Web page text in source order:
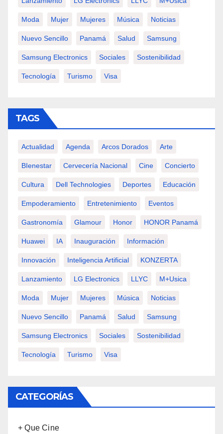
Moda Mujer Mujeres Música Noticias
Nuevo Sencillo Panamá Salud Samsung
Samsung Electronics Sociales Sostenibilidad
Tecnología Turismo Visa
TAGS
Actualidad Agenda Arcos Dorados Arte
BIenestar Cervecería Nacional Cine Concierto
Cultura Dell Technologies Deportes Educación
Empoderamiento Entretenimiento Eventos
Gastronomía Glamour Honor HONOR Panamá
Huawei IA Inauguración Información
Innovación Inteligencia Artificial KONZERTA
Lanzamiento LG Electronics LLYC M+usica
Moda Mujer Mujeres Música Noticias
Nuevo Sencillo Panamá Salud Samsung
Samsung Electronics Sociales Sostenibilidad
Tecnología Turismo Visa
CATEGORÍAS
+ Que Cine